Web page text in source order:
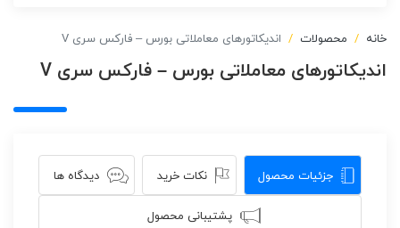
خانه محصولات اندیکاتورهای معاملاتی بورس – فارکس سری V
اندیکاتورهای معاملاتی بورس – فارکس سری V
جزئیات محصول نکات خرید دیدگاه ها
پشتیبانی محصول